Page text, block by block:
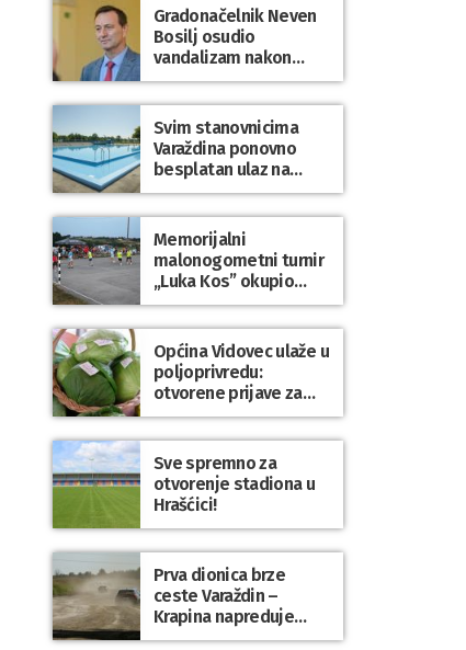
Gradonačelnik Neven
Bosilj osudio
vandalizam nakon
utakmice NK Varaždin
– HNK Hajduk Split
Svim stanovnicima
Varaždina ponovno
besplatan ulaz na
Gradske bazene i
Gradsko kupalište na
Dravi
Memorijalni
malonogometni turnir
„Luka Kos” okupio
brojne ekipe i
posjetitelje u Sudovcu
Općina Vidovec ulaže u
poljoprivredu:
otvorene prijave za
općinske potpore
Sve spremno za
otvorenje stadiona u
Hrašćici!
Prva dionica brze
ceste Varaždin –
Krapina napreduje
prema planu